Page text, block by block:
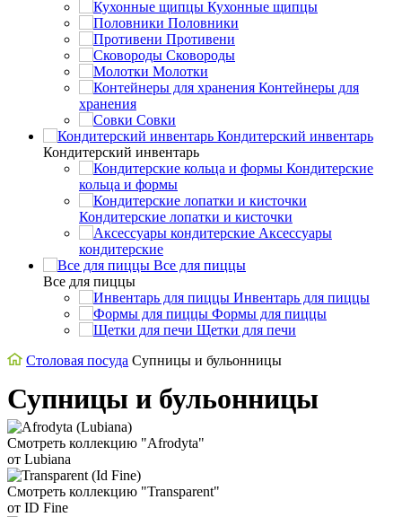
Кухонные щипцы
Половники
Противени
Сковороды
Молотки
Контейнеры для
хранения
Совки
Кондитерский инвентарь
Кондитерский инвентарь
Кондитерские
кольца и формы
Кондитерские лопатки и кисточки
Аксессуары
кондитерские
Все для пиццы
Все для пиццы
Инвентарь для пиццы
Формы для пиццы
Щетки для печи
Столовая посуда Супницы и бульонницы
Супницы и бульонницы
Смотреть коллекцию "Afrodyta"
от Lubiana
Смотреть коллекцию "Transparent"
от ID Fine